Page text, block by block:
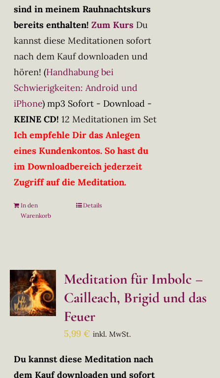
sind in meinem Rauhnachtskurs
bereits enthalten!Zum Kurs Du
kannst diese Meditationen sofort
nach dem Kauf downloaden und
hören!(Handhabung bei
Schwierigkeiten: Android und
iPhone) mp3 Sofort - Download -
KEINE CD! 12 Meditationen im Set
Ich empfehle Dir das Anlegen
eines Kundenkontos. So hast du
im Downloadbereich jederzeit
Zugriff auf die Meditation.
In den
Warenkorb
Details
Meditation für Imbolc –
Cailleach, Brigid und das
Feuer
5,99€ inkl. MwSt.
Du kannst diese Meditation nach
dem Kauf downloaden und sofort